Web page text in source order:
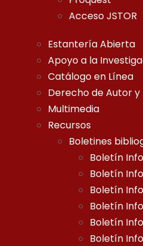
Acceso JSTOR
Estantería Abierta
Apoyo a la
Catálogo en Línea
Derecho de Autor
Multimedia
Recursos
Boletines
Boletín
Boletín
Boletín
Boletín
Boletín
Boletín